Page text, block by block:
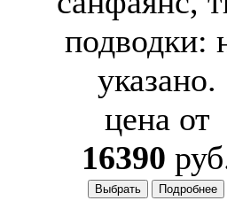
подводки:
указано.
цена от
16390